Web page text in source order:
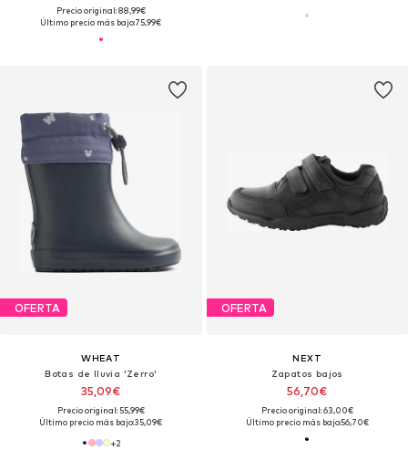
Precio original: 88,99€
Último precio más bajo:75,99€
OFERTA
WHEAT
Botas de lluvia 'Zerro'
35,09€
Precio original: 55,99€
Último precio más bajo:35,09€
+2
OFERTA
NEXT
Zapatos bajos
56,70€
Precio original: 63,00€
Último precio más bajo:56,70€